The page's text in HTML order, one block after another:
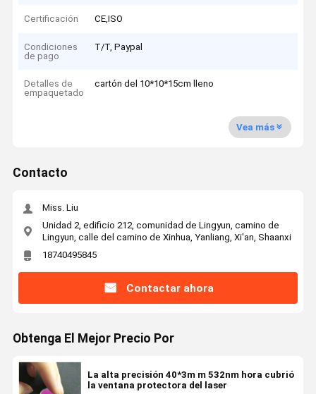
Certificación CE,ISO
Condiciones
de pago
T/T, Paypal
Detalles de
empaquetado
cartón del 10*10*15cm lleno
Vea más
Contacto
Miss. Liu
Unidad 2, edificio 212, comunidad de Lingyun, camino de
Lingyun, calle del camino de Xinhua, Yanliang, Xi'an, Shaanxi
18740495845
Contactar ahora
Obtenga El Mejor Precio Por
La alta precisión 40*3m m 532nm hora cubrió
la ventana protectora del laser